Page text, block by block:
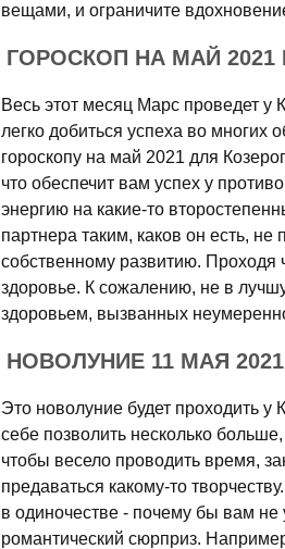
вещами, и ограничите
ГОРОСКОП НА МАЙ
Весь этот месяц Марс проведет у
легко добиться успеха во многих
гороскопу на май 2021 для
что обеспечит вам успех у
энергию на какие-то
партнера таким, каков он есть, не
собственному развитию.
здоровье. К сожалению, не в
здоровьем, вызванных
НОВОЛУНИЕ 11 МАЯ
Это новолуние будет проходить у
себе позволить несколько
чтобы весело проводить время,
предаваться какому-то
в одиночестве - почему бы вам не
романтический сюрприз.